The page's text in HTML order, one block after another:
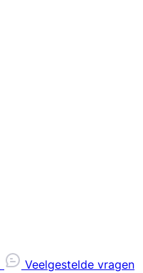
Veelgestelde vragen